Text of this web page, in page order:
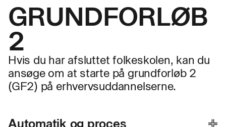
Se mere om uddannelsen
Ansøg nu
GRUNDFORLØB
2
Hvis du har afsluttet folkeskolen, kan du
ansøge om at starte på grundforløb 2
(GF2) på erhvervsuddannelserne.
Automatik og proces